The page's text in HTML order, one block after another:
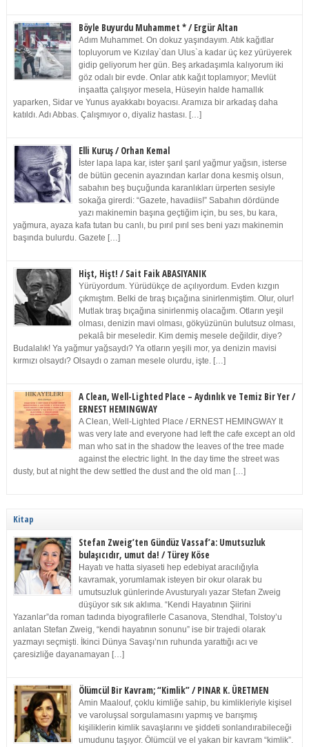
Böyle Buyurdu Muhammet * / Ergür Altan
Adım Muhammet. On dokuz yaşındayım. Atık kağıtlar
topluyorum ve Kızılay`dan Ulus`a kadar üç kez yürüyerek
gidip geliyorum her gün. Beş arkadaşımla kalıyorum iki
göz odalı bir evde. Onlar atık kağıt toplamıyor; Mevlüt
inşaatta çalışıyor mesela, Hüseyin halde hamallık
yaparken, Sidar ve Yunus ayakkabı boyacısı. Aramıza bir arkadaş daha
katıldı. Adı Abbas. Çalışmıyor o, diyaliz hastası. […]
Elli Kuruş / Orhan Kemal
İster lapa lapa kar, ister şarıl şarıl yağmur yağsın, isterse
de bütün gecenin ayazından karlar dona kesmiş olsun,
sabahın beş buçuğunda karanlıkları ürperten sesiyle
sokağa girerdi: “Gazete, havadiis!” Sabahın dördünde
yazı makinemin başına geçtiğim için, bu ses, bu kara,
yağmura, ayaza kafa tutan bu canlı, bu pırıl pırıl ses beni yazı makinemin
başında bulurdu. Gazete […]
Hişt, Hişt! / Sait Faik ABASIYANIK
Yürüyordum. Yürüdükçe de açılıyordum. Evden kızgın
çıkmıştım. Belki de tıraş bıçağına sinirlenmiştim. Olur, olur!
Mutlak tıraş bıçağına sinirlenmiş olacağım. Otların yeşil
olması, denizin mavi olması, gökyüzünün bulutsuz olması,
pekalâ bir meseledir. Kim demiş mesele değildir, diye?
Budalalık! Ya yağmur yağsaydı? Ya otların yeşili mor, ya denizin mavisi
kırmızı olsaydı? Olsaydı o zaman mesele olurdu, işte. […]
A Clean, Well-Lighted Place – Aydınlık ve Temiz Bir Yer /
ERNEST HEMINGWAY
A Clean, Well-Lighted Place / ERNEST HEMINGWAY It
was very late and everyone had left the cafe except an old
man who sat in the shadow the leaves of the tree made
against the electric light. In the day time the street was
dusty, but at night the dew settled the dust and the old man […]
Kitap
Stefan Zweig’ten Gündüz Vassaf’a: Umutsuzluk
bulaşıcıdır, umut da! / Türey Köse
Hayatı ve hatta siyaseti hep edebiyat aracılığıyla
kavramak, yorumlamak isteyen bir okur olarak bu
umutsuzluk günlerinde Avusturyalı yazar Stefan Zweig
düşüyor sık sık aklıma. “Kendi Hayatının Şiirini
Yazanlar”da roman tadında biyografilerle Casanova, Stendhal, Tolstoy’u
anlatan Stefan Zweig, “kendi hayatının sonunu” ise bir trajedi olarak
yazmayı seçmişti. İkinci Dünya Savaşı’nın ruhunda yarattığı acı ve
çaresizliğe dayanamayan […]
Ölümcül Bir Kavram; “Kimlik” / PINAR K. ÜRETMEN
Amin Maalouf, çoklu kimliğe sahip, bu kimlikleriyle kişisel
ve varoluşsal sorgulamasını yapmış ve barışmış
kişiliklerin kimlik savaşlarını ve şiddeti sonlandırabileceği
umudunu taşıyor. Ölümcül ve el yakan bir kavram “kimlik”.